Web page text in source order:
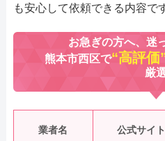
も安心して依頼できる内容で
お急ぎの方へ、迷
熊本市西区で“高評価
厳
業者名 公式サイト